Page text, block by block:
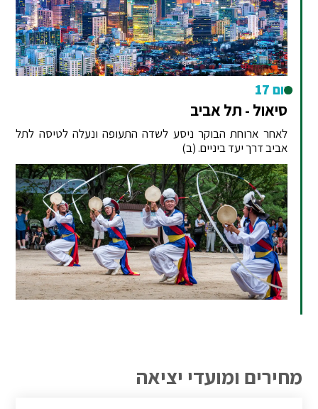
יום 17
סיאול - תל אביב
לאחר ארוחת הבוקר ניסע לשדה התעופה ונעלה לטיסה לתל
אביב דרך יעד ביניים. (ב)
מחירים ומועדי יציאה